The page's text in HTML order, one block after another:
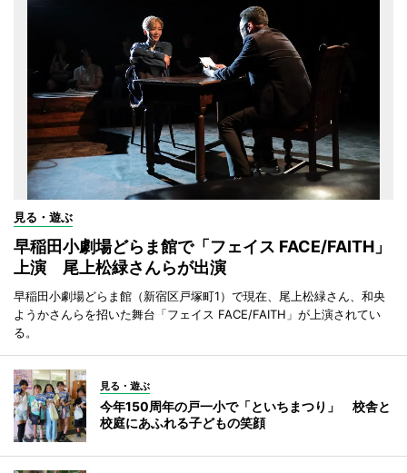
見る・遊ぶ
早稲田小劇場どらま館で「フェイス FACE/FAITH」
上演 尾上松緑さんらが出演
早稲田小劇場どらま館（新宿区戸塚町1）で現在、尾上松緑さん、和央
ようかさんらを招いた舞台「フェイス FACE/FAITH」が上演されてい
る。
見る・遊ぶ
今年150周年の戸一小で「といちまつり」 校舎と
校庭にあふれる子どもの笑顔